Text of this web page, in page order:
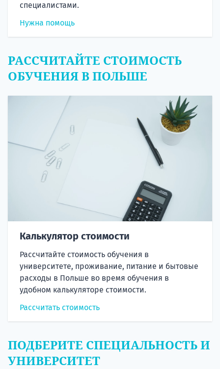
специалистами.
Нужна помощь
РАССЧИТАЙТЕ СТОИМОСТЬ
ОБУЧЕНИЯ В ПОЛЬШЕ
Калькулятор стоимости
Рассчитайте стоимость обучения в
университете, проживание, питание и бытовые
расходы в Польше во время обучения в
удобном калькуляторе стоимости.
Рассчитать стоимость
ПОДБЕРИТЕ СПЕЦИАЛЬНОСТЬ И
УНИВЕРСИТЕТ